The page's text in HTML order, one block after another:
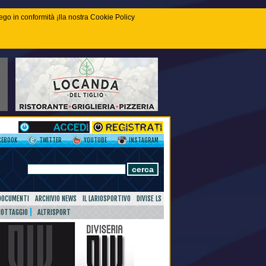
in conformità ¡lla nostra Cookie Policy
TWITTER YOUTUBE INSTAGRAM
ARCHIVIO NEWS IL LARIOSPORTIVO
DIVISE LS
ALTRISPORT